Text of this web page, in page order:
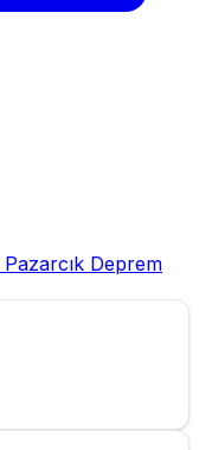
Pazarcık Deprem